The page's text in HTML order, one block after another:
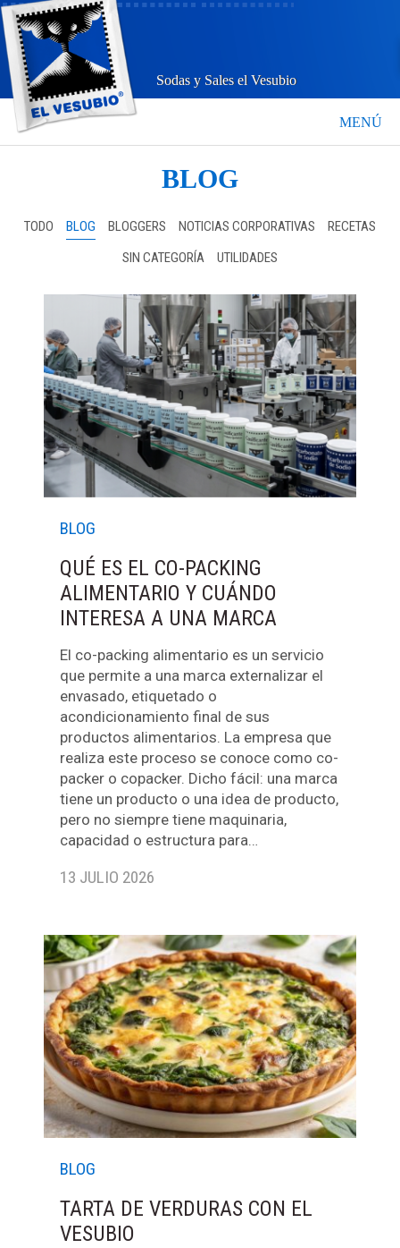
Sodas y Sales el Vesubio
MENÚ
BLOG
TODO BLOG BLOGGERS NOTICIAS CORPORATIVAS
RECETAS
SIN CATEGORÍA
UTILIDADES
BLOG
QUÉ ES EL CO-PACKING
ALIMENTARIO Y CUÁNDO
INTERESA A UNA MARCA
El co-packing alimentario es un servicio
que permite a una marca externalizar el
envasado, etiquetado o
acondicionamiento final de sus
productos alimentarios. La empresa que
realiza este proceso se conoce como co-
packer o copacker. Dicho fácil: una marca
tiene un producto o una idea de producto,
pero no siempre tiene maquinaria,
capacidad o estructura para…
13 JULIO 2026
BLOG
TARTA DE VERDURAS CON EL
VESUBIO